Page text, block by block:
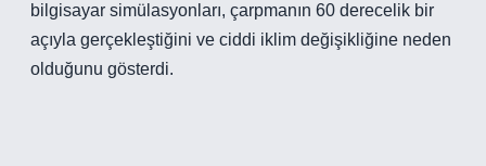
bilgisayar simülasyonları, çarpmanın 60 derecelik bir
açıyla gerçekleştiğini ve ciddi iklim değişikliğine neden
olduğunu gösterdi.